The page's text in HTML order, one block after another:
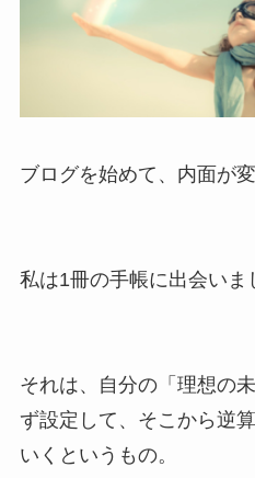
ブログを始めて、内面が
私は1冊の手帳に出会いま
それは、自分の「理想の
ず設定して、そこから逆
いくというもの。